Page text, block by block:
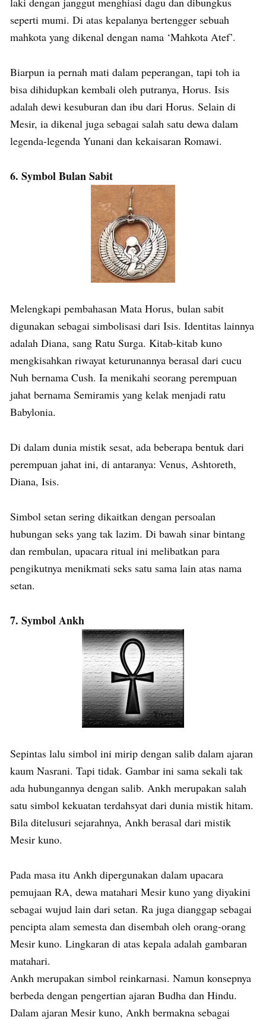
seperti mumi. Di atas kepalanya bertengger sebuah
mahkota yang dikenal dengan nama ‘Mahkota Atef’.
Biarpun ia pernah mati dalam peperangan, tapi toh ia
bisa dihidupkan kembali oleh putranya, Horus. Isis
adalah dewi kesuburan dan ibu dari Horus. Selain di
Mesir, ia dikenal juga sebagai salah satu dewa dalam
legenda-legenda Yunani dan kekaisaran Romawi.
6. Symbol Bulan Sabit
Melengkapi pembahasan Mata Horus, bulan sabit
digunakan sebagai simbolisasi dari Isis. Identitas lainnya
adalah Diana, sang Ratu Surga. Kitab-kitab kuno
mengkisahkan riwayat keturunannya berasal dari cucu
Nuh bernama Cush. Ia menikahi seorang perempuan
jahat bernama Semiramis yang kelak menjadi ratu
Babylonia.
Di dalam dunia mistik sesat, ada beberapa bentuk dari
perempuan jahat ini, di antaranya: Venus, Ashtoreth,
Diana, Isis.
Simbol setan sering dikaitkan dengan persoalan
hubungan seks yang tak lazim. Di bawah sinar bintang
dan rembulan, upacara ritual ini melibatkan para
pengikutnya menikmati seks satu sama lain atas nama
setan.
7. Symbol Ankh
Sepintas lalu simbol ini mirip dengan salib dalam ajaran
kaum Nasrani. Tapi tidak. Gambar ini sama sekali tak
ada hubungannya dengan salib. Ankh merupakan salah
satu simbol kekuatan terdahsyat dari dunia mistik hitam.
Bila ditelusuri sejarahnya, Ankh berasal dari mistik
Mesir kuno.
Pada masa itu Ankh dipergunakan dalam upacara
pemujaan RA, dewa matahari Mesir kuno yang diyakini
sebagai wujud lain dari setan. Ra juga dianggap sebagai
pencipta alam semesta dan disembah oleh orang-orang
Mesir kuno. Lingkaran di atas kepala adalah gambaran
matahari.
Ankh merupakan simbol reinkarnasi. Namun konsepnya
berbeda dengan pengertian ajaran Budha dan Hindu.
Dalam ajaran Mesir kuno, Ankh bermakna sebagai